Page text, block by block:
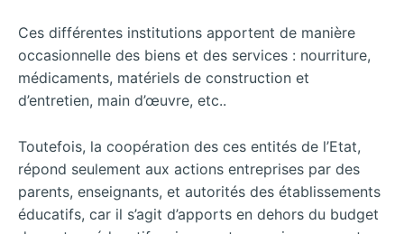
Ces différentes institutions apportent de manière
occasionnelle des biens et des services : nourriture,
médicaments, matériels de construction et
d’entretien, main d’œuvre, etc..
Toutefois, la coopération des ces entités de l’Etat,
répond seulement aux actions entreprises par des
parents, enseignants, et autorités des établissements
éducatifs, car il s’agit d’apports en dehors du budget